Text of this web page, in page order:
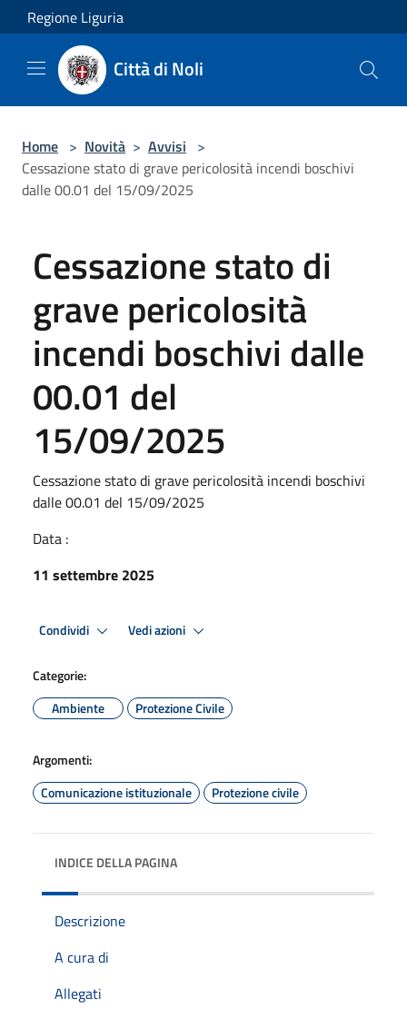
Salta al contenuto principale
Regione Liguria
Città di Noli
Home > Novità > Avvisi >
Cessazione stato di grave pericolosità incendi boschivi
dalle 00.01 del 15/09/2025
Cessazione stato di
grave pericolosità
incendi boschivi dalle
00.01 del
15/09/2025
Cessazione stato di grave pericolosità incendi boschivi
dalle 00.01 del 15/09/2025
Data :
11 settembre 2025
Condividi Vedi azioni
Categorie:
Ambiente
Protezione Civile
Argomenti:
Comunicazione istituzionale
Protezione civile
INDICE DELLA PAGINA
Descrizione
A cura di
Allegati